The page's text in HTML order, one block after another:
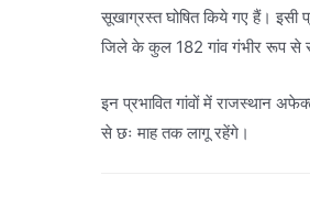
सूखाग्रस्त घोषित किये गए हैं। इसी
जिले के कुल 182 गांव गंभीर रूप से
इन प्रभावित गांवों में राजस्थान
से छः माह तक लागू रहेंगे।